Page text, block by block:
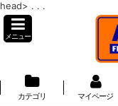
head> . . .
メニュー
カテゴリ マイページ